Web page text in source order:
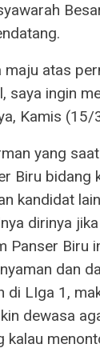
maju atas
saya ingin
Kamis (15/
yang
Biru bidang
kandidat
dirinya
Panser Biru
dan
di LIga 1,
dewasa
kalau